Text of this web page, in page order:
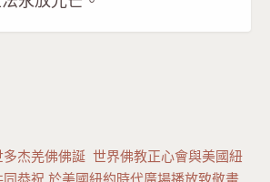
多杰羌佛佛誕 世界佛教正心會與美國紐
恭祝 於美國紐約時代廣場播放致敬畫